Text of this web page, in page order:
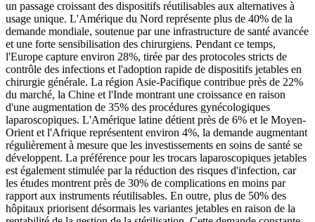
un passage croissant des dispositifs réutilisables aux alternatives à
usage unique. L'Amérique du Nord représente plus de 40% de la
demande mondiale, soutenue par une infrastructure de santé avancée
et une forte sensibilisation des chirurgiens. Pendant ce temps,
l'Europe capture environ 28%, tirée par des protocoles stricts de
contrôle des infections et l'adoption rapide de dispositifs jetables en
chirurgie générale. La région Asie-Pacifique contribue près de 22%
du marché, la Chine et l'Inde montrant une croissance en raison
d'une augmentation de 35% des procédures gynécologiques
laparoscopiques. L'Amérique latine détient près de 6% et le Moyen-
Orient et l'Afrique représentent environ 4%, la demande augmentant
régulièrement à mesure que les investissements en soins de santé se
développent. La préférence pour les trocars laparoscopiques jetables
est également stimulée par la réduction des risques d'infection, car
les études montrent près de 30% de complications en moins par
rapport aux instruments réutilisables. En outre, plus de 50% des
hôpitaux priorisent désormais les variantes jetables en raison de la